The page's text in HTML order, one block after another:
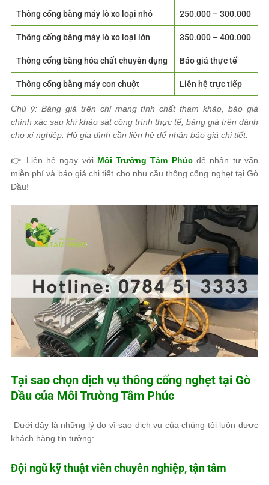
Thông cống bằng máy lò xo loại nhỏ 250.000 – 300.000
Thông cống bằng máy lò xo loại lớn 350.000 – 400.000
Thông cống bằng hóa chất chuyên dụng Báo giá thực tế
Thông cống bằng máy con chuột Liên hệ trực tiếp
Chú ý: Bảng giá trên chỉ mang tính chất tham khảo, báo giá
chính xác sau khi khảo sát công trình thực tế, bảng giá trên dành
cho xí nghiệp. Hộ gia đình cần liên hệ để nhận báo giá chi tiết.
👉 Liên hệ ngay với Môi Trường Tâm Phúcđể nhận tư vấn
miễn phí và báo giá chi tiết cho nhu cầuthông cống nghẹt tại Gò
Dầu!
Tại sao chọn dịch vụ thông cống nghẹt tại Gò
Dầu của Môi Trường Tâm Phúc
Dưới đây là những lý do vì sao dịch vụ của chúng tôi luôn được
khách hàng tin tưởng:
Đội ngũ kỹ thuật viên chuyên nghiệp, tận tâm